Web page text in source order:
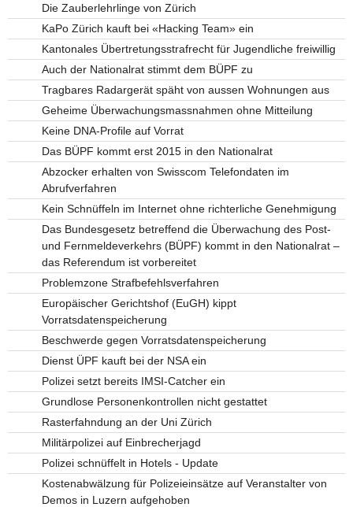
Die Zauberlehrlinge von Zürich
KaPo Zürich kauft bei «Hacking Team» ein
Kantonales Übertretungsstrafrecht für Jugendliche freiwillig
Auch der Nationalrat stimmt dem BÜPF zu
Tragbares Radargerät späht von aussen Wohnungen aus
Geheime Überwachungsmassnahmen ohne Mitteilung
Keine DNA-Profile auf Vorrat
Das BÜPF kommt erst 2015 in den Nationalrat
Abzocker erhalten von Swisscom Telefondaten im
Abrufverfahren
Kein Schnüffeln im Internet ohne richterliche Genehmigung
Das Bundesgesetz betreffend die Überwachung des Post-
und Fernmeldeverkehrs (BÜPF) kommt in den Nationalrat –
das Referendum ist vorbereitet
Problemzone Strafbefehlsverfahren
Europäischer Gerichtshof (EuGH) kippt
Vorratsdatenspeicherung
Beschwerde gegen Vorratsdatenspeicherung
Dienst ÜPF kauft bei der NSA ein
Polizei setzt bereits IMSI-Catcher ein
Grundlose Personenkontrollen nicht gestattet
Rasterfahndung an der Uni Zürich
Militärpolizei auf Einbrecherjagd
Polizei schnüffelt in Hotels - Update
Kostenabwälzung für Polizeieinsätze auf Veranstalter von
Demos in Luzern aufgehoben